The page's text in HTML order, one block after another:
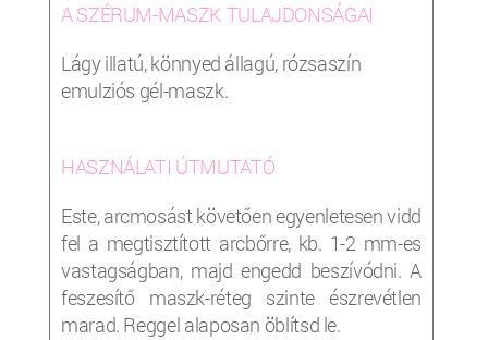
A SZÉRUM-MASZK TULAJDONSÁGAI
Lágy illatú, könnyed állagú, rózsaszín
emulziós gél-maszk.
HASZNÁLATI ÚTMUTATÓ
Este, arcmosást követően egyenletesen vidd
fel a megtisztított arcbőrre, kb. 1-2 mm-es
vastagságban, majd engedd beszívódni. A
feszesítő maszk-réteg szinte észrevétlen
marad. Reggel alaposan öblítsd le.